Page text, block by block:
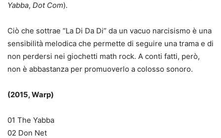
Yabba, Dot Com).
Ciò che sottrae “La Di Da Di” da un vacuo narcisismo è una
sensibilità melodica che permette di seguire una trama e di
non perdersi nei giochetti math rock. A conti fatti, però,
non è abbastanza per promuoverlo a colosso sonoro.
(2015, Warp)
01 The Yabba
02 Don Net